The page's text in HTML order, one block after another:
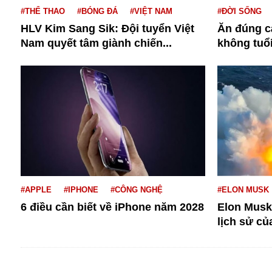
Diego Maradona
Di cư
Dòng chảy phương Bắc 1
Facebook
FED
Fansipan
Giáng sinh
#THỂ THAO #BÓNG ĐÁ #VIỆT NAM
HLV Kim Sang Sik: Đội tuyển Việt
Nam quyết tâm giành chiến...
#ĐỜI SỐNG
Ăn đúng
không tuổi
#APPLE #IPHONE #CÔNG NGHỆ
6 điều cần biết về iPhone năm 2028
#ELON MUSK
Elon
lịch sử